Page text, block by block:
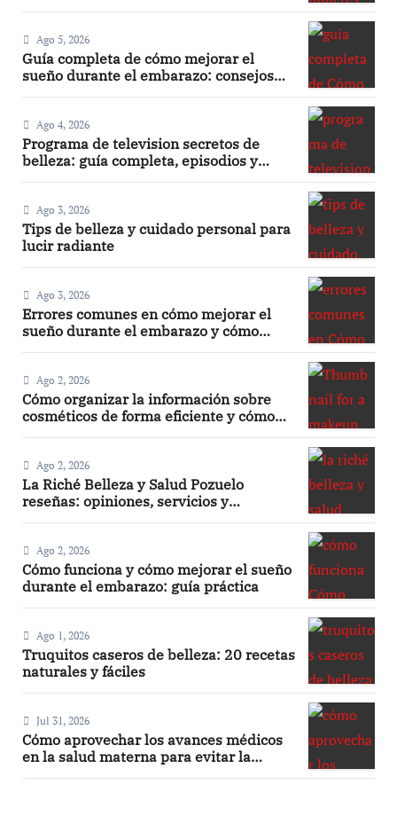
Ago 5, 2026
Guía completa de cómo mejorar el
sueño durante el embarazo: consejos
Ago 4, 2026
Programa de television secretos de
belleza: guía completa, episodios y
Ago 3, 2026
Tips de belleza y cuidado personal para
lucir radiante
Ago 3, 2026
Errores comunes en cómo mejorar el
sueño durante el embarazo y cómo
Ago 2, 2026
Cómo organizar la información sobre
cosméticos de forma eficiente y cómo
Ago 2, 2026
La Riché Belleza y Salud Pozuelo
reseñas: opiniones, servicios y
Ago 2, 2026
Cómo funciona y cómo mejorar el sueño
durante el embarazo: guía práctica
Ago 1, 2026
Truquitos caseros de belleza: 20 recetas
naturales y fáciles
Jul 31, 2026
Cómo aprovechar los avances médicos
en la salud materna para evitar la